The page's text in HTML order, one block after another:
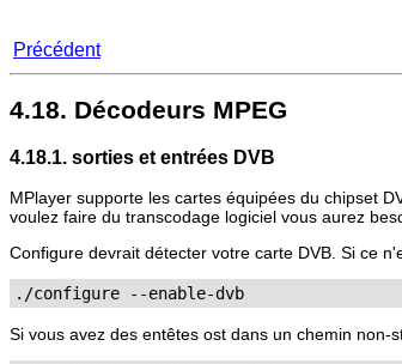
Précédent
4.18. Décodeurs MPEG
4.18.1. sorties et entrées DVB
MPlayer supporte les cartes équipées du chipset
voulez faire du transcodage logiciel vous aurez
Configure devrait détecter votre carte DVB. Si ce
./configure --enable-dvb
Si vous avez des entêtes ost dans un chemin non-